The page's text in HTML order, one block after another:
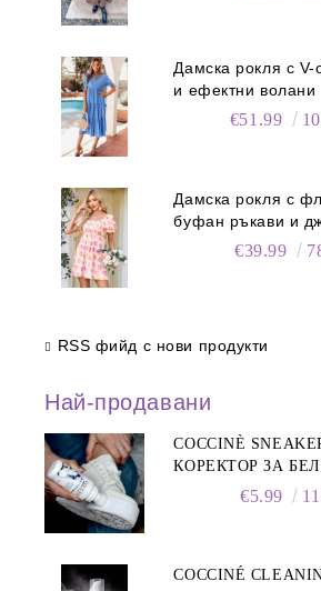
Дамска рокля с V-
и ефектни волани
€51.99
Дамска рокля с
буфан ръкави и
€39.99
RSS фийд с нови продукти
Най-продавани
COCCINÈ
КОРЕКТОР ЗА
€5.99
COCCINÉ